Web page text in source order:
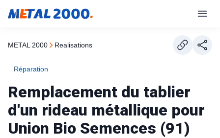
METAL 2000 realisations
Réparation
Remplacement du tablier
d'un rideau métallique pour
Union Bio Semences (91)